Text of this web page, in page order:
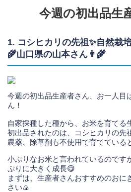
今週の初出品生
1. コシヒカリの先祖✨自然栽
🌾山口県の山本さん👨‍🌾
今週の初出品生産者さん、お一人目
ん！
自家採種した種から、お米を育てる
初出品されたのは、コシヒカリの先
農薬、除草剤も不使用で育てている
小ぶりなお米と言われているのです
ぷりに大きく成長😋
まずは、生産者さんおすすめのおに
さい🍙